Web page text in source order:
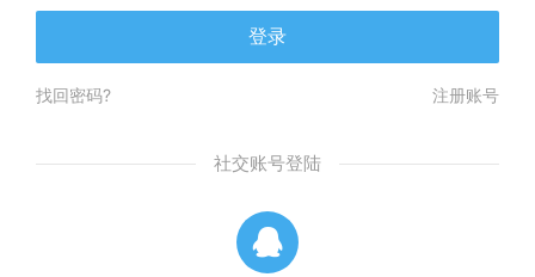
登录
找回密码? 注册账号
社交账号登陆